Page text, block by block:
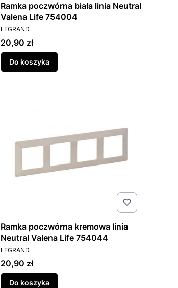
Ramka poczwórna biała linia Neutral
Valena Life 754004
PRODUCENT
LEGRAND
Cena
20,90 zł
Do koszyka
Ramka poczwórna kremowa linia
Neutral Valena Life 754044
PRODUCENT
LEGRAND
Cena
20,90 zł
Do koszyka